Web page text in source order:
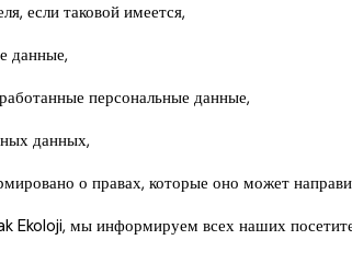
если таковой имеется,
данные,
персональные данные,
данных,
о правах, которые оно может
мы информируем всех наших